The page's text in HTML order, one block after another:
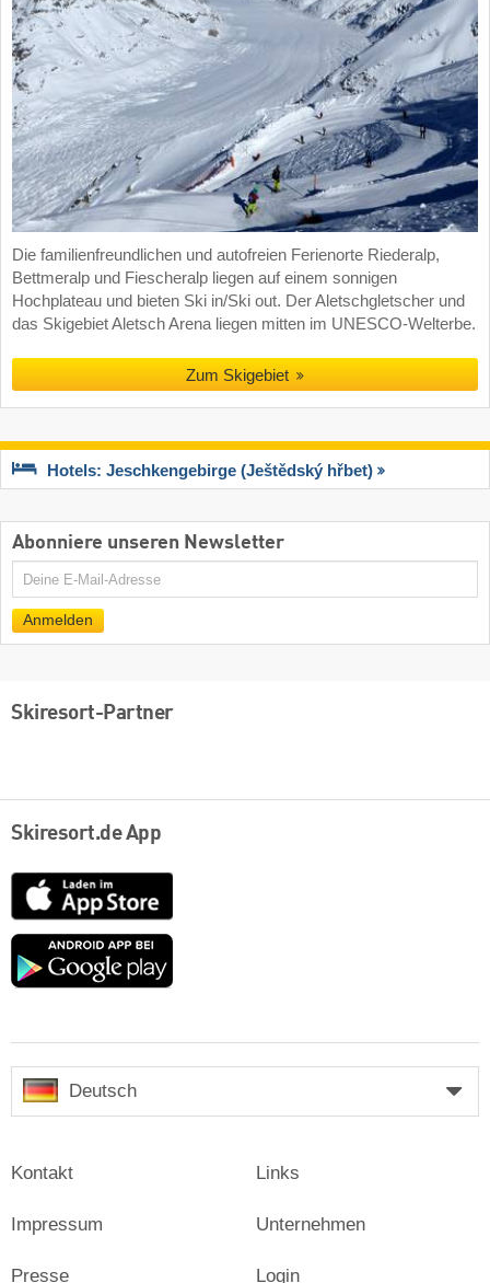
Die familienfreundlichen und autofreien Ferienorte Riederalp,
Bettmeralp und Fiescheralp liegen auf einem sonnigen
Hochplateau und bieten Ski in/Ski out. Der Aletschgletscher und
das Skigebiet Aletsch Arena liegen mitten im UNESCO-Welterbe.
Zum Skigebiet
Hotels: Jeschkengebirge (Ještědský hřbet)
Abonniere unseren Newsletter
E-
Anmelden
Skiresort-Partner
Skiresort.de App
App
Store
Google
Deutsch
Kontakt
Impressum
Presse
Links
Unternehmen
Login